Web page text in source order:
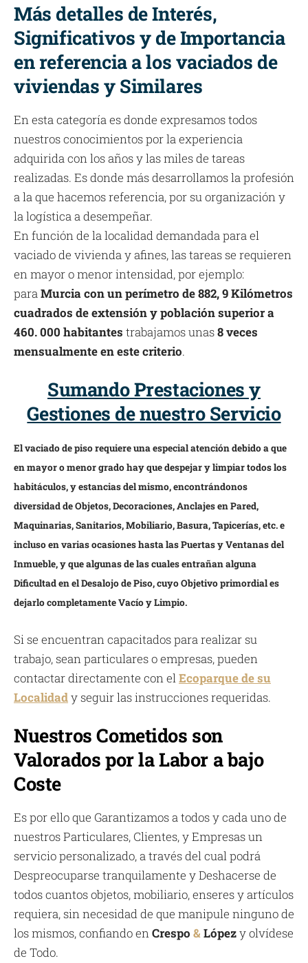
Más detalles de Interés,
Significativos y de Importancia
en referencia a los vaciados de
viviendas y Similares
En esta categoría es donde expresamos todos
nuestros conocimientos por la experiencia
adquirida con los años y las miles de tareas
realizadas. Es donde más desarrollamos la profesión
a la que hacemos referencia, por su organización y
la logística a desempeñar.
En función de la localidad demandada para el
vaciado de vivienda y afines, las tareas se requieren
en mayor o menor intensidad, por ejemplo:
paraMurcia con un perímetro de 882, 9 Kilómetros
cuadrados de extensión y población superior a
460. 000 habitantes trabajamos unas8 veces
mensualmente en este criterio.
Sumando Prestaciones y
Gestiones de nuestro Servicio
El vaciado de piso requiere una especial atención debido a que
en mayor o menor grado hay que despejar y limpiar todos los
habitáculos, y estancias del mismo, encontrándonos
diversidad de Objetos, Decoraciones, Anclajes en Pared,
Maquinarias, Sanitarios, Mobiliario, Basura, Tapicerías, etc. e
incluso en varias ocasiones hasta las Puertas y Ventanas del
Inmueble, y que algunas de las cuales entrañan alguna
Dificultad en el Desalojo de Piso, cuyo Objetivo primordial es
dejarlo completamente Vacío y Limpio.
Si se encuentran capacitados para realizar su
trabajo, sean particulares o empresas, pueden
contactar directamente con elEcoparque de su
Localidady seguir las instrucciones requeridas.
Nuestros Cometidos son
Valorados por la Labor a bajo
Coste
Es por ello que Garantizamos a todos y cada uno de
nuestros Particulares, Clientes, y Empresas un
servicio personalizado, a través del cual podrá
Despreocuparse tranquilamente y Deshacerse de
todos cuantos objetos, mobiliario, enseres y artículos
requiera, sin necesidad de que manipule ninguno de
los mismos, confiando enCrespo &Lópezy olvídese
de Todo.